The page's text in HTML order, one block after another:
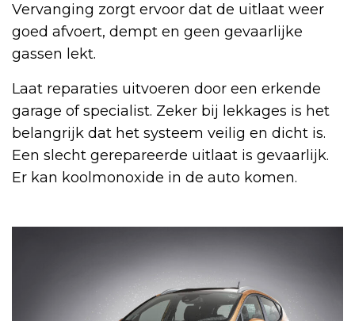
Vervanging zorgt ervoor dat de uitlaat weer
goed afvoert, dempt en geen gevaarlijke
gassen lekt.
Laat reparaties uitvoeren door een erkende
garage of specialist. Zeker bij lekkages is het
belangrijk dat het systeem veilig en dicht is.
Een slecht gerepareerde uitlaat is gevaarlijk.
Er kan koolmonoxide in de auto komen.